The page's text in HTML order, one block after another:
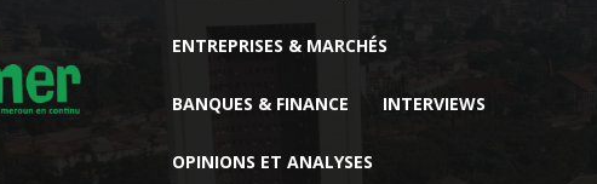
ENTREPRISES & MARCHÉS
BANQUES & FINANCE INTERVIEWS
OPINIONS ET ANALYSES